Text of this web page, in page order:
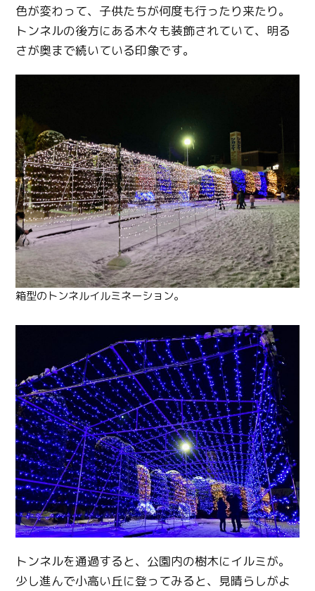
色が変わって、子供たちが何度も行ったり来たり。
トンネルの後方にある木々も装飾されていて、明る
さが奥まで続いている印象です。
箱型のトンネルイルミネーション。
トンネルを通過すると、公園内の樹木にイルミが。
少し進んで小高い丘に登ってみると、見晴らしがよ